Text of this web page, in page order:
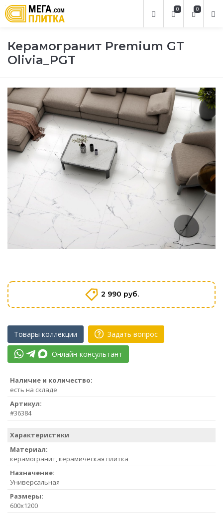
0
0
Керамогранит Premium GT
Olivia_PGT
2 990 руб.
Товары коллекции Задать вопрос
Онлайн-консультант
Наличие и количество:
есть на складе
Артикул:
#36384
Характеристики
Материал:
керамогранит, керамическая плитка
Назначение:
Универсальная
Размеры:
600x1200